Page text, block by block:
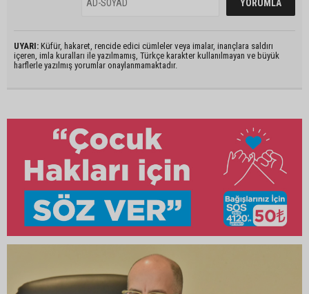
UYARI: Küfür, hakaret, rencide edici cümleler veya imalar, inançlara saldırı
içeren, imla kuralları ile yazılmamış, Türkçe karakter kullanılmayan ve büyük
harflerle yazılmış yorumlar onaylanmamaktadır.